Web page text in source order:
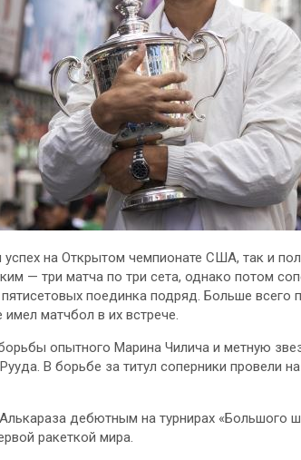
на Открытом чемпионате США, так и
— три матча по три сета, однако потом
поединка подряд. Больше всего
матчбол в их встрече.
опытного Марина Чилича и метную
В борьбе за титул соперники провели
Алькараза дебютным на турнирах «Большого
ракеткой мира.